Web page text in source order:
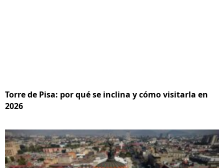
Torre de Pisa: por qué se inclina y cómo visitarla en
2026